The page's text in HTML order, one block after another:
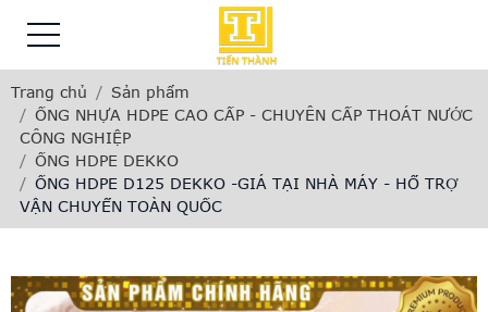
Trang chủ
Sản phẩm
ỐNG NHỰA HDPE CAO CẤP - CHUYÊN CẤP THOÁT NƯỚC
CÔNG NGHIỆP
ỐNG HDPE DEKKO
ỐNG HDPE D125 DEKKO -GIÁ TẠI NHÀ MÁY - HỔ TRỢ
VẬN CHUYỂN TOÀN QUỐC